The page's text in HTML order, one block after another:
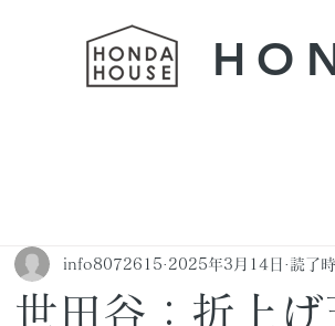
世田谷：折上げ
info8072615 2025年3月14日 読了